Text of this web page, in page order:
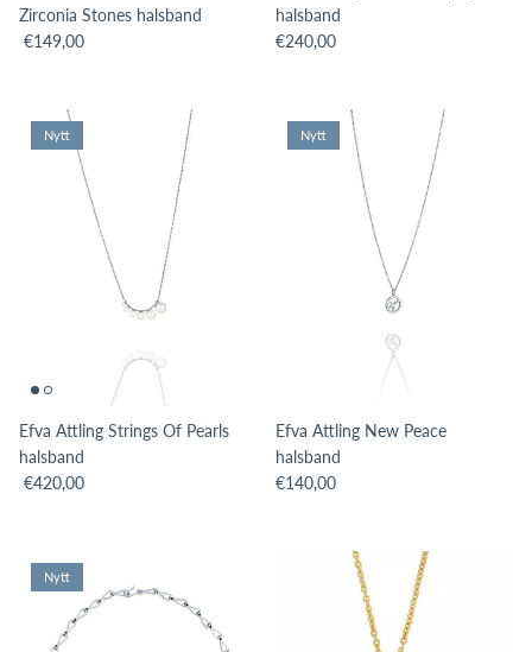
Zirconia Stones halsband
Translation missing: sv.products.product.price.regular_price
€149,00
halsband
Translation missing:
€240,00
Nytt
Efva Attling Strings Of Pearls
halsband
Translation missing: sv.products.product.price.regular_price
€420,00
Nytt
Efva Attling New Peace
halsband
Translation missing:
€140,00
Nytt